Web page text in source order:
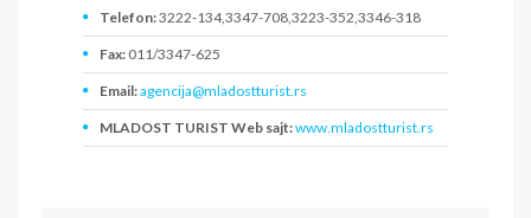
Telefon:3222-134,3347-708,3223-352,3346-318
Fax: 011/3347-625
Email:agencija@mladostturist.rs
MLADOST TURIST Web sajt:www.mladostturist.rs